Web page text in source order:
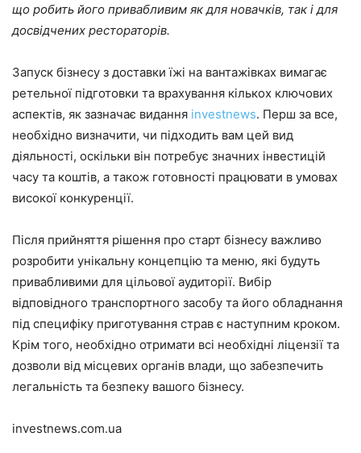
що робить його привабливим як для новачків, так і для
досвідчених рестораторів.​
Запуск бізнесу з доставки їжі на вантажівках вимагає
ретельної підготовки та врахування кількох ключових
аспектів, як зазначає видання investnews. Перш за все,
необхідно визначити, чи підходить вам цей вид
діяльності, оскільки він потребує значних інвестицій
часу та коштів, а також готовності працювати в умовах
високої конкуренції.​
Після прийняття рішення про старт бізнесу важливо
розробити унікальну концепцію та меню, які будуть
привабливими для цільової аудиторії. Вибір
відповідного транспортного засобу та його обладнання
під специфіку приготування страв є наступним кроком.
Крім того, необхідно отримати всі необхідні ліцензії та
дозволи від місцевих органів влади, що забезпечить
легальність та безпеку вашого бізнесу.​
investnews.com.ua